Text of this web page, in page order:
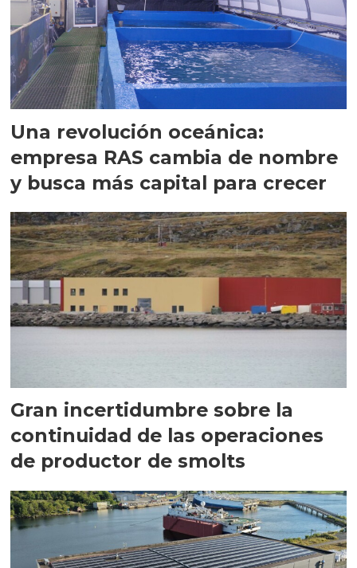
Una revolución oceánica:
empresa RAS cambia de nombre
y busca más capital para crecer
Gran incertidumbre sobre la
continuidad de las operaciones
de productor de smolts